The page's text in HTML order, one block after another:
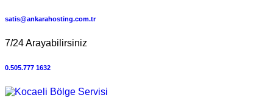
satis@ankarahosting.com.tr
7/24 Arayabilirsiniz
0.505.777 1632